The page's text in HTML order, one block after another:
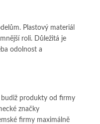
Plastový materiál
roli. Důležitá je
odolnost a
budiž produkty od firmy
značky
firmy maximálně